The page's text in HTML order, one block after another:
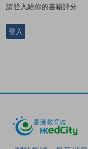
請登入給你的書籍評分
登入